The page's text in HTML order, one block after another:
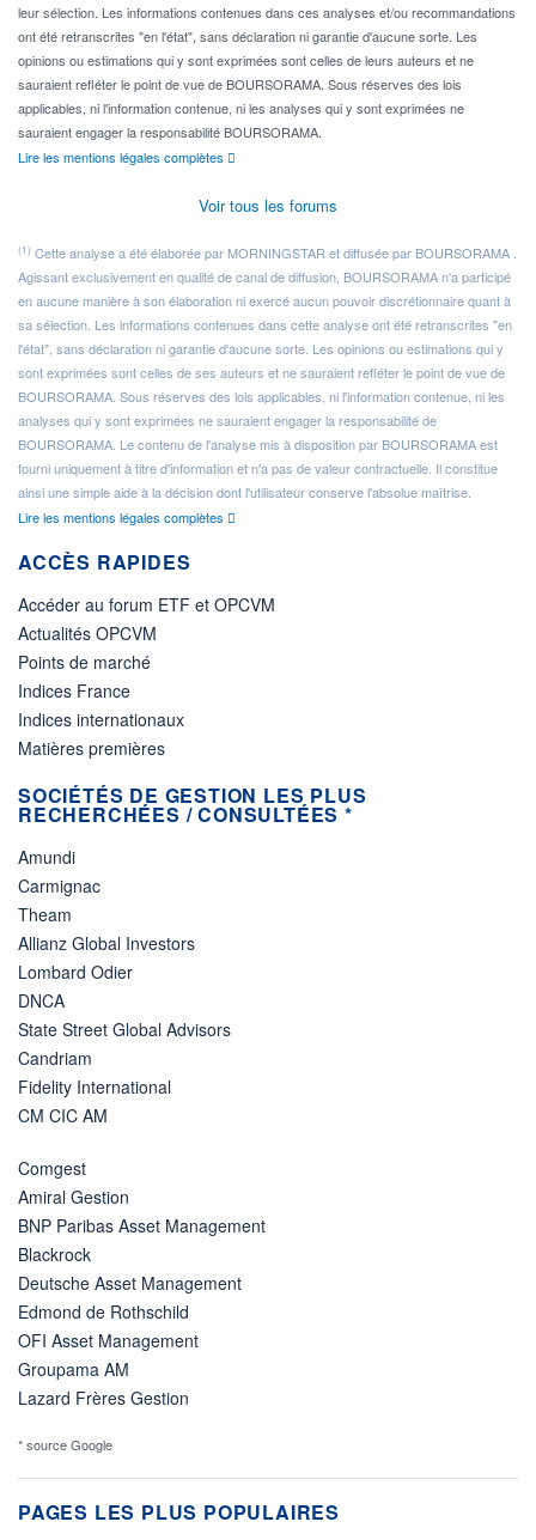
leur sélection. Les informations contenues dans ces analyses et/ou recommandations
ont été retranscrites "en l'état", sans déclaration ni garantie d'aucune sorte. Les
opinions ou estimations qui y sont exprimées sont celles de leurs auteurs et ne
sauraient refléter le point de vue de BOURSORAMA. Sous réserves des lois
applicables, ni l'information contenue, ni les analyses qui y sont exprimées ne
sauraient engager la responsabilité BOURSORAMA.
Lire les mentions légales complètes
Voir tous les forums
(1) Cette analyse a été élaborée par MORNINGSTAR et diffusée par BOURSORAMA .
Agissant exclusivement en qualité de canal de diffusion, BOURSORAMA n'a participé
en aucune manière à son élaboration ni exercé aucun pouvoir discrétionnaire quant à
sa sélection. Les informations contenues dans cette analyse ont été retranscrites "en
l'état", sans déclaration ni garantie d'aucune sorte. Les opinions ou estimations qui y
sont exprimées sont celles de ses auteurs et ne sauraient refléter le point de vue de
BOURSORAMA. Sous réserves des lois applicables, ni l'information contenue, ni les
analyses qui y sont exprimées ne sauraient engager la responsabilité de
BOURSORAMA. Le contenu de l'analyse mis à disposition par BOURSORAMA est
fourni uniquement à titre d'information et n'a pas de valeur contractuelle. Il constitue
ainsi une simple aide à la décision dont l'utilisateur conserve l'absolue maîtrise.
Lire les mentions légales complètes
ACCÈS RAPIDES
Accéder au forum ETF et OPCVM
Actualités OPCVM
Points de marché
Indices France
Indices internationaux
Matières premières
SOCIÉTÉS DE GESTION LES PLUS
RECHERCHÉES / CONSULTÉES *
Amundi
Carmignac
Theam
Allianz Global Investors
Lombard Odier
DNCA
State Street Global Advisors
Candriam
Fidelity International
CM CIC AM
Comgest
Amiral Gestion
BNP Paribas Asset Management
Blackrock
Deutsche Asset Management
Edmond de Rothschild
OFI Asset Management
Groupama AM
Lazard Frères Gestion
* source Google
PAGES LES PLUS POPULAIRES